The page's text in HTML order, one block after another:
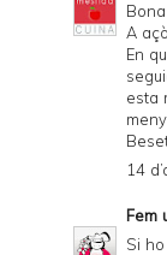
A
En
esta
14
Fem
Si